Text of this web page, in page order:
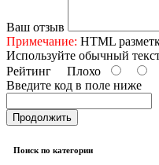
Ваш отзыв
Примечание: HTML
Используйте обычный
Рейтинг Плохо
Введите код в поле ниже
Продолжить
Поиск по категории